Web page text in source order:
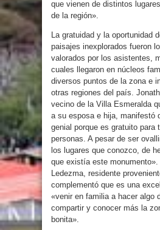
que vienen de distintos
de la región».
La gratuidad y la oportunidad
paisajes inexplorados fueron
valorados por los asistentes,
cuales llegaron en núcleos
diversos puntos de la zona e
otras regiones del país.
vecino de la Villa Esmeralda
a su esposa e hija, manifestó
genial porque es gratuito para
personas. A pesar de ser
los lugares que conozco, de
que existía este
Ledezma, residente
complementó que es una
«venir en familia a hacer algo
compartir y conocer más la
bonita».